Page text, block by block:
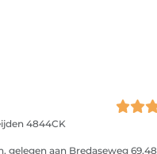
4844CK
gelegen aan Bredaseweg